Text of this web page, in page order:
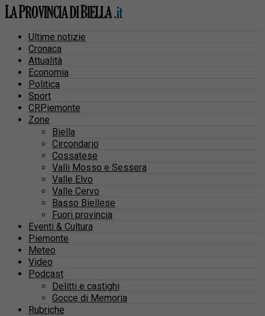
Ultime notizie
Cronaca
Attualità
Economia
Politica
Sport
CRPiemonte
Zone
Biella
Circondario
Cossatese
Valli Mosso e Sessera
Valle Elvo
Valle Cervo
Basso Biellese
Fuori provincia
Eventi & Cultura
Piemonte
Meteo
Video
Podcast
Delitti e castighi
Gocce di Memoria
Rubriche